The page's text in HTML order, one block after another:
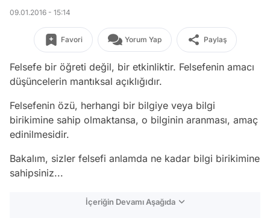
09.01.2016 - 15:14
Favori Yorum Yap Paylaş
Felsefe bir öğreti değil, bir etkinliktir. Felsefenin amacı
düşüncelerin mantıksal açıklığıdır.
Felsefenin özü, herhangi bir bilgiye veya bilgi
birikimine sahip olmaktansa, o bilginin aranması, amaç
edinilmesidir.
Bakalım, sizler felsefi anlamda ne kadar bilgi birikimine
sahipsiniz...
İçeriğin Devamı Aşağıda